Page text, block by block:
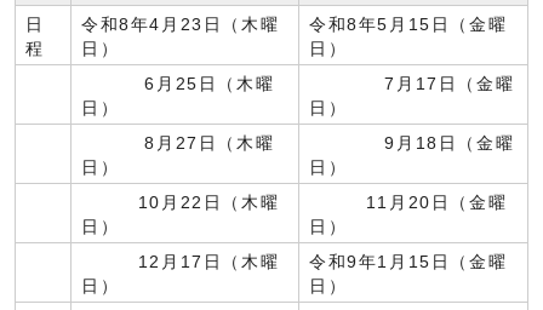
日
程
令和8年4月23日（木曜
日）
令和8年5月15日（金曜
日）
6月25日（木曜
日）
7月17日（金曜
日）
8月27日（木曜
日）
9月18日（金曜
日）
10月22日（木曜
日）
11月20日（金曜
日）
12月17日（木曜
日）
令和9年1月15日（金曜
日）